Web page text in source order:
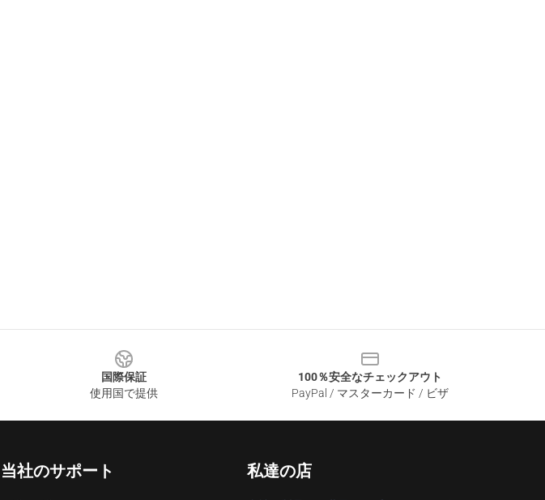
国際保証
使用国で提供
100％安全なチェックアウト
PayPal / マスターカード / ビザ
当社のサポート 私達の店